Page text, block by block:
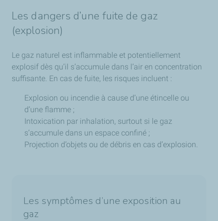
Les dangers d’une fuite de gaz
(explosion)
Le gaz naturel est inflammable et potentiellement
explosif dès qu’il s’accumule dans l’air en concentration
suffisante. En cas de fuite, les risques incluent :
Explosion ou incendie à cause d’une étincelle ou
d’une flamme ;
Intoxication par inhalation, surtout si le gaz
s’accumule dans un espace confiné ;
Projection d’objets ou de débris en cas d’explosion.
Les symptômes d’une exposition au
gaz